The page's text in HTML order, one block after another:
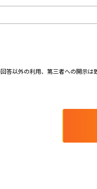
以外の利用、第三者への開示は